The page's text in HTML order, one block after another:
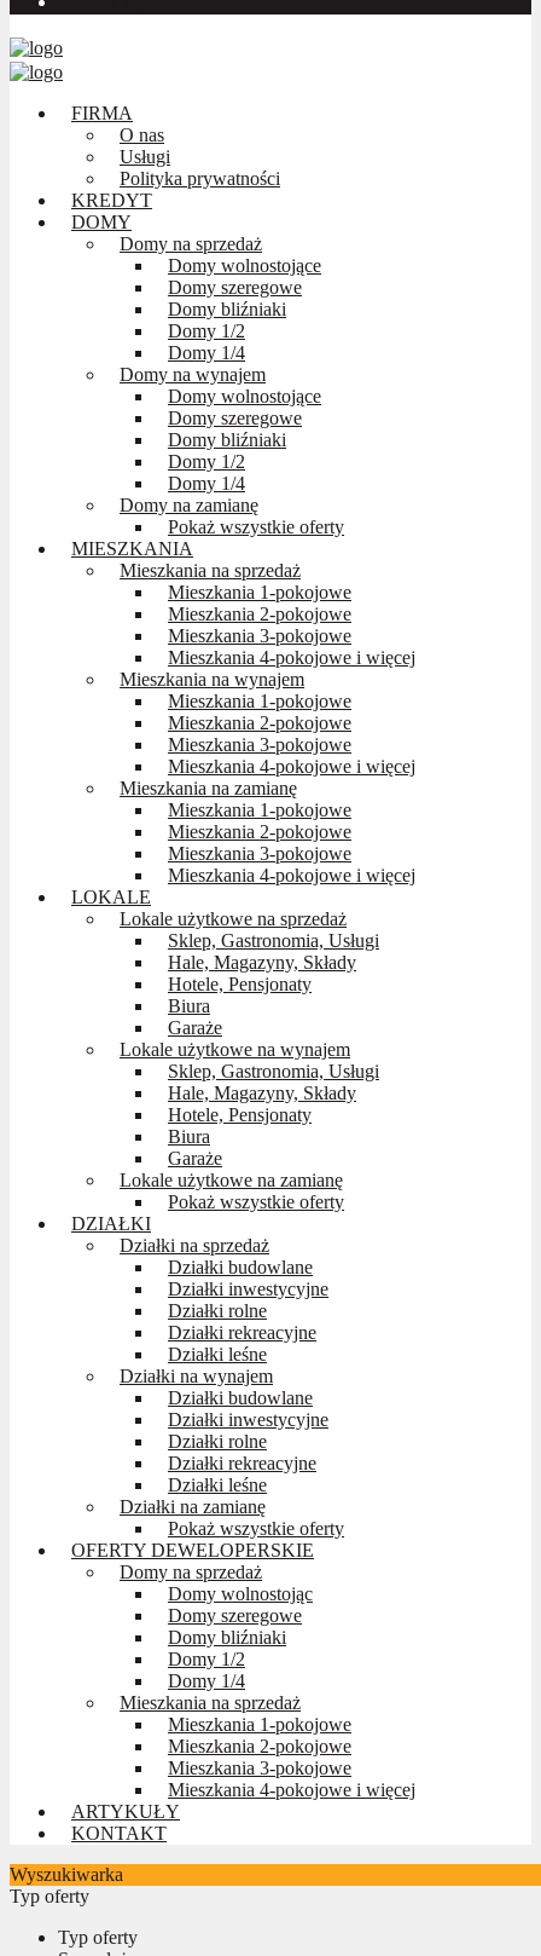
FIRMA
O nas
Usługi
Polityka prywatności
KREDYT
DOMY
Domy na sprzedaż
Domy wolnostojące
Domy szeregowe
Domy bliźniaki
Domy 1/2
Domy 1/4
Domy na wynajem
Domy wolnostojące
Domy szeregowe
Domy bliźniaki
Domy 1/2
Domy 1/4
Domy na zamianę
Pokaż wszystkie oferty
MIESZKANIA
Mieszkania na sprzedaż
Mieszkania 1-pokojowe
Mieszkania 2-pokojowe
Mieszkania 3-pokojowe
Mieszkania 4-pokojowe i więcej
Mieszkania na wynajem
Mieszkania 1-pokojowe
Mieszkania 2-pokojowe
Mieszkania 3-pokojowe
Mieszkania 4-pokojowe i więcej
Mieszkania na zamianę
Mieszkania 1-pokojowe
Mieszkania 2-pokojowe
Mieszkania 3-pokojowe
Mieszkania 4-pokojowe i więcej
LOKALE
Lokale użytkowe na sprzedaż
Sklep, Gastronomia, Usługi
Hale, Magazyny, Składy
Hotele, Pensjonaty
Biura
Garaże
Lokale użytkowe na wynajem
Sklep, Gastronomia, Usługi
Hale, Magazyny, Składy
Hotele, Pensjonaty
Biura
Garaże
Lokale użytkowe na zamianę
Pokaż wszystkie oferty
DZIAŁKI
Działki na sprzedaż
Działki budowlane
Działki inwestycyjne
Działki rolne
Działki rekreacyjne
Działki leśne
Działki na wynajem
Działki budowlane
Działki inwestycyjne
Działki rolne
Działki rekreacyjne
Działki leśne
Działki na zamianę
Pokaż wszystkie oferty
OFERTY DEWELOPERSKIE
Domy na sprzedaż
Domy wolnostojąc
Domy szeregowe
Domy bliźniaki
Domy 1/2
Domy 1/4
Mieszkania na sprzedaż
Mieszkania 1-pokojowe
Mieszkania 2-pokojowe
Mieszkania 3-pokojowe
Mieszkania 4-pokojowe i więcej
ARTYKUŁY
KONTAKT
Wyszukiwarka
Typ oferty
Typ oferty